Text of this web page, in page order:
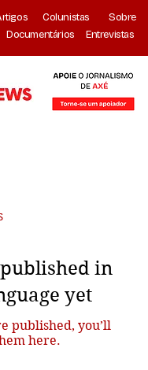
Colunistas
Sobre
Documentários Entrevistas
in
yet
published, you’ll
here.